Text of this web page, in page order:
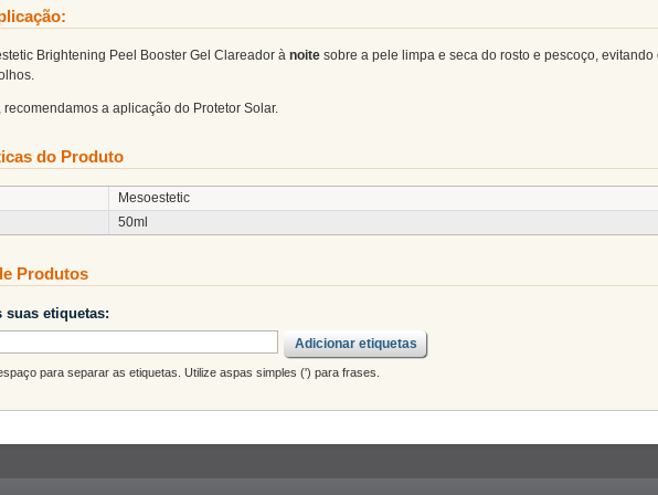
Brightening Peel Booster Gel Clareador à noite sobre a pele limpa e seca do rosto e pescoço, evitando
recomendamos a aplicação do Protetor Solar.
do Produto
Mesoestetic
50ml
Produtos
suas etiquetas:
Adicionar etiquetas
para separar as etiquetas. Utilize aspas simples (') para frases.